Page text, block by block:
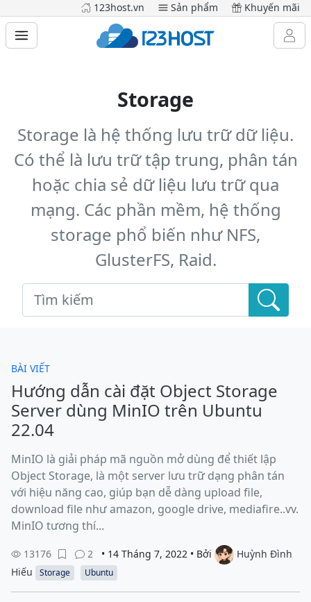
123host.vn Sản phẩm Khuyến mãi
Storage
Storage là hệ thống lưu trữ dữ liệu.
Có thể là lưu trữ tập trung, phân tán
hoặc chia sẻ dữ liệu lưu trữ qua
mạng. Các phần mềm, hệ thống
storage phổ biến như NFS,
GlusterFS, Raid.
BÀI VIẾT
Hướng dẫn cài đặt Object Storage
Server dùng MinIO trên Ubuntu
22.04
MinIO là giải pháp mã nguồn mở dùng để thiết lập
Object Storage, là một server lưu trữ dạng phân tán
với hiệu năng cao, giúp bạn dễ dàng upload file,
download file như amazon, google drive, mediafire..vv.
MinIO tương thí...
13176 2 • 14 Tháng 7, 2022 • Bởi
Huỳnh Đình
Hiếu
Storage Ubuntu